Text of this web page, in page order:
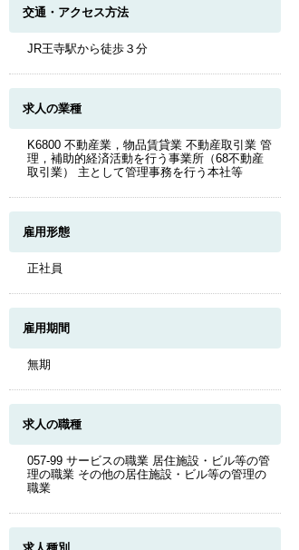
交通・アクセス方法
JR王寺駅から徒歩３分
求人の業種
K6800 不動産業，物品賃貸業 不動産取引業 管
理，補助的経済活動を行う事業所（68不動産
取引業） 主として管理事務を行う本社等
雇用形態
正社員
雇用期間
無期
求人の職種
057-99 サービスの職業 居住施設・ビル等の管
理の職業 その他の居住施設・ビル等の管理の
職業